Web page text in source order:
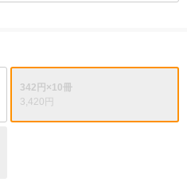
342円×10冊
3,420円